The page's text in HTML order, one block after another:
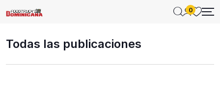
0
Todas las publicaciones